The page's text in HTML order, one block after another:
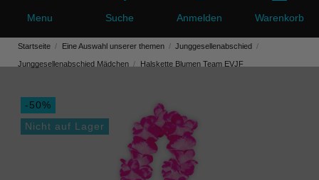
Menu Suche Anmelden Warenkorb
Startseite Eine Auswahl unserer themen Junggesellenabschied
Junggesellenabschied Mädchen Halskette Blumen Team EVJF
-50%
Nicht auf Lager